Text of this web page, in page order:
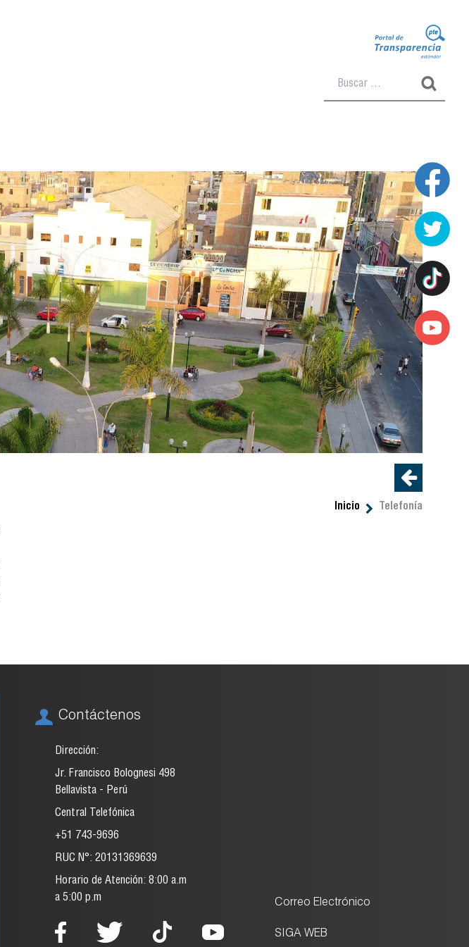
Buscar:
Inicio Telefonía
Contáctenos
Dirección:
Jr. Francisco Bolognesi 498
Bellavista - Perú
Central Telefónica
+51 743-9696
RUC N°: 20131369639
Horario de Atención: 8:00 a.m
a 5:00 p.m
Correo Electrónico
SIGA WEB